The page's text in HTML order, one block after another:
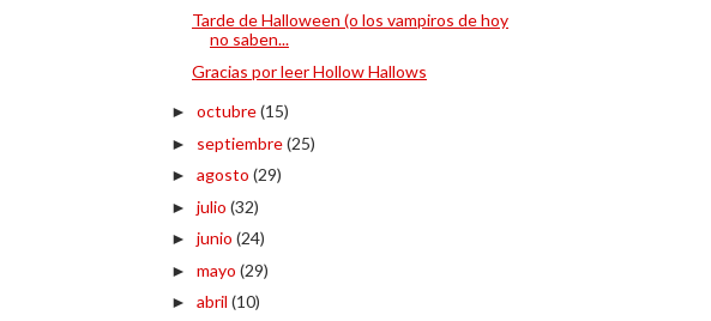
Tarde de Halloween (o los vampiros de hoy
no saben...
Gracias por leer Hollow Hallows
► octubre(15)
► septiembre(25)
► agosto (29)
► julio (32)
► junio (24)
► mayo (29)
► abril (10)